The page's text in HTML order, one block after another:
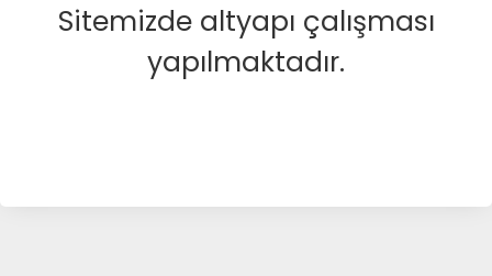
Sitemizde altyapı çalışması
yapılmaktadır.